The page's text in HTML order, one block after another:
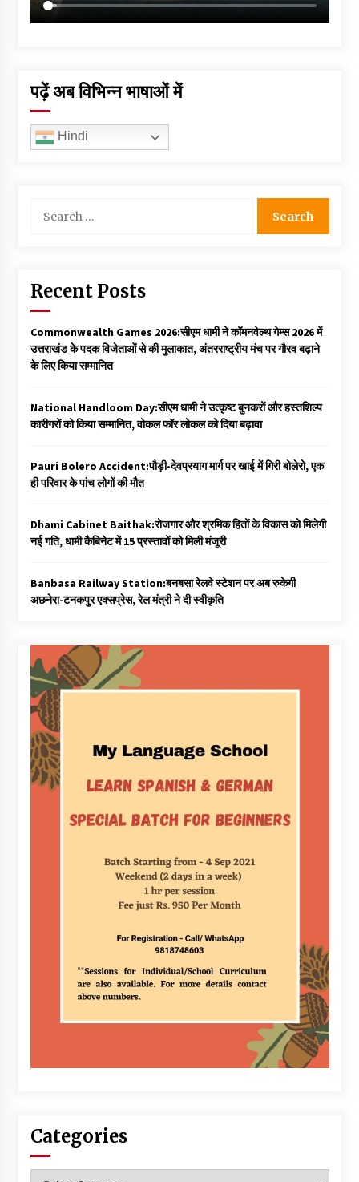
पढ़ें अब विभिन्न भाषाओं में
Hindi
for:
Recent Posts
Commonwealth Games 2026:सीएम धामी ने कॉमनवेल्थ गेम्स 2026 में
उत्तराखंड के पदक विजेताओं से की मुलाकात, अंतरराष्ट्रीय मंच पर गौरव बढ़ाने
के लिए किया सम्मानित
National Handloom Day:सीएम धामी ने उत्कृष्ट बुनकरों और हस्तशिल्प
कारीगरों को किया सम्मानित, वोकल फॉर लोकल को दिया बढ़ावा
Pauri Bolero Accident:पौड़ी-देवप्रयाग मार्ग पर खाई में गिरी बोलेरो, एक
ही परिवार के पांच लोगों की मौत
Dhami Cabinet Baithak:रोजगार और श्रमिक हितों के विकास को मिलेगी
नई गति, धामी कैबिनेट में 15 प्रस्तावों को मिली मंजूरी
Banbasa Railway Station:बनबसा रेलवे स्टेशन पर अब रुकेगी
अछनेरा-टनकपुर एक्सप्रेस, रेल मंत्री ने दी स्वीकृति
Categories